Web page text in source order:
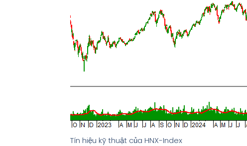
Tín hiệu kỹ thuật của HNX-Index